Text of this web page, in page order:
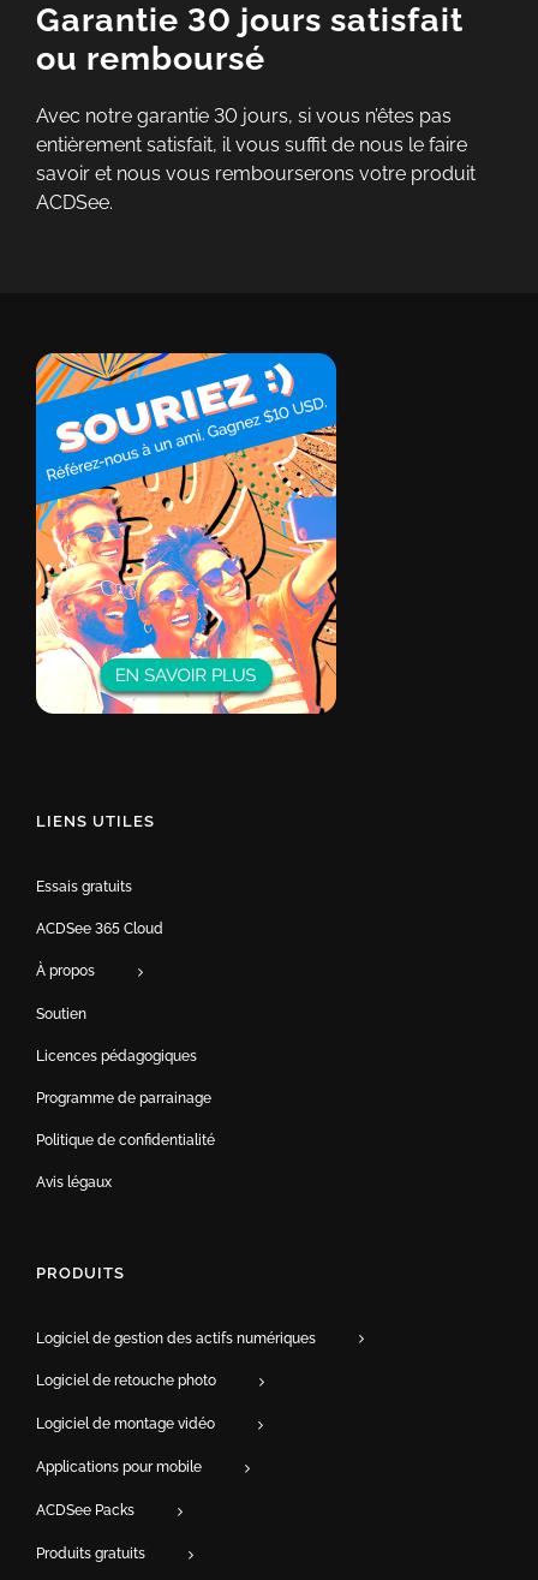
Garantie 30 jours satisfait
ou remboursé
Avec notre garantie 30 jours, si vous n’êtes pas
entièrement satisfait, il vous suffit de nous le faire
savoir et nous vous rembourserons votre produit
ACDSee.
LIENS UTILES
Essais gratuits
ACDSee 365 Cloud
À propos
Soutien
Licences pédagogiques
Programme de parrainage
Politique de confidentialité
Avis légaux
PRODUITS
Logiciel de gestion des actifs numériques
Logiciel de retouche photo
Logiciel de montage vidéo
Applications pour mobile
ACDSee Packs
Produits gratuits